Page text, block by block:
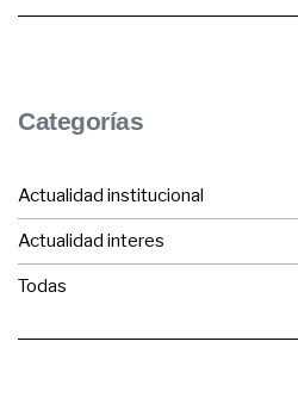
Categorías
Actualidad institucional
Actualidad interes
Todas